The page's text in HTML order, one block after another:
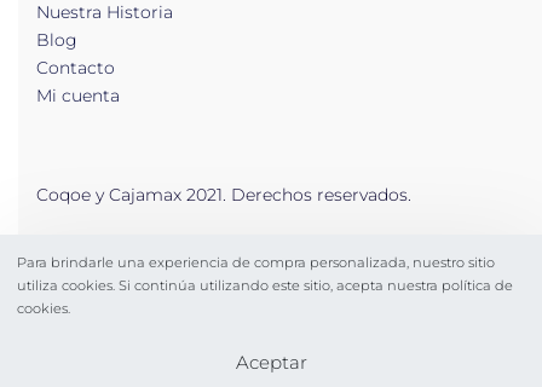
Nuestra Historia
Blog
Contacto
Mi cuenta
Coqoe y Cajamax 2021. Derechos reservados.
Secure payments
Para brindarle una experiencia de compra personalizada, nuestro sitio
utiliza cookies. Si continúa utilizando este sitio, acepta nuestra política de
cookies.
Aceptar